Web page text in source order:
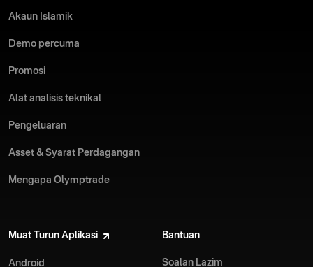
Akaun Islamik
Demo percuma
Promosi
Alat analisis teknikal
Pengeluaran
Asset & Syarat Perdagangan
Mengapa Olymptrade
Muat Turun Aplikasi
Android
Bantuan
Soalan Lazim